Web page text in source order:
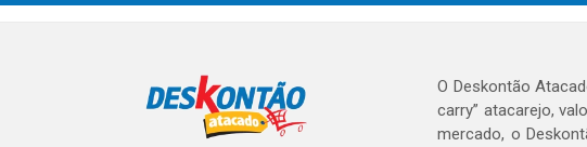
O Deskontão
carry” atacarejo,
mercado, o